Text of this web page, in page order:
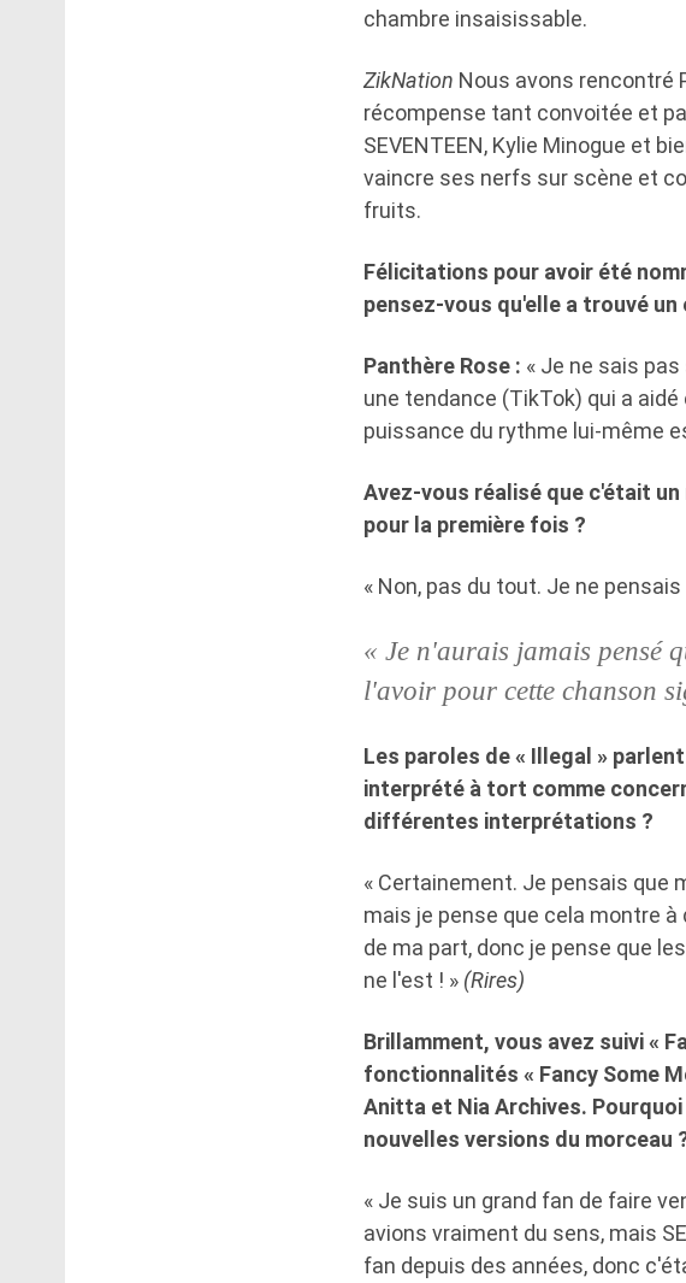
chambre insaisissable.
ZikNation Nous avons rencontré
récompense tant convoitée et
SEVENTEEN, Kylie Minogue et
vaincre ses nerfs sur scène et
fruits.
Félicitations pour avoir été
pensez-vous qu'elle a trouvé
Panthère Rose : « Je ne sais
une tendance (TikTok) qui a
puissance du rythme lui-même
Avez-vous réalisé que c'était
pour la première fois ?
« Non, pas du tout. Je ne
« Je n'aurais jamais pensé
l'avoir pour cette chanson
Les paroles de « Illegal »
interprété à tort comme
différentes interprétations ?
« Certainement. Je pensais que
mais je pense que cela montre
de ma part, donc je pense que
ne l'est ! » (Rires)
Brillamment, vous avez suivi «
fonctionnalités « Fancy Some
Anitta et Nia Archives.
nouvelles versions du morceau
« Je suis un grand fan de faire
avions vraiment du sens, mais
fan depuis des années, donc